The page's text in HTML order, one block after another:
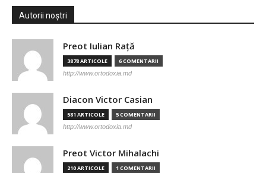
Autorii noștri
Preot Iulian Raţă
3878 ARTICOLE 6 COMENTARII
http://www.ortodoxia.md
Diacon Victor Casian
581 ARTICOLE 5 COMENTARII
http://www.ortodoxia.md
Preot Victor Mihalachi
210 ARTICOLE 1 COMENTARII